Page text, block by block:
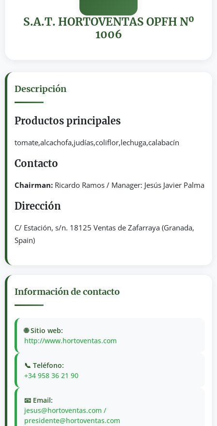
S.A.T. HORTOVENTAS OPFH Nº
1006
Descripción
Productos principales
tomate,alcachofa,judías,coliflor,lechuga,calabacín
Contacto
Chairman: Ricardo Ramos / Manager: Jesús Javier Palma
Dirección
C/ Estación, s/n. 18125 Ventas de Zafarraya (Granada,
Spain)
Información de contacto
🌐 Sitio web:
http://www.hortoventas.com
📞 Teléfono:
+34 958 36 21 90
📧 Email:
jesus@hortoventas.com /
presidente@hortoventas.com